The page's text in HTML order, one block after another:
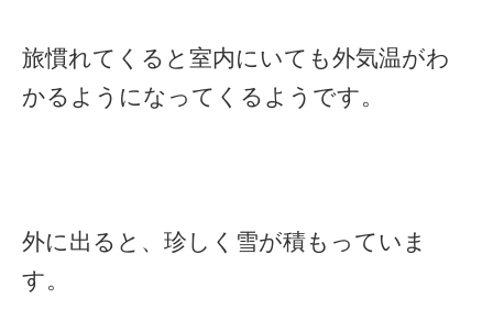
旅慣れてくると室内にいても外気温がわ
かるようになってくるようです。
外に出ると、珍しく雪が積もっていま
す。